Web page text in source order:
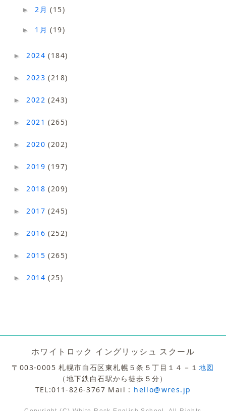
► 2月(15)
► 1月(19)
►2024(184)
►2023(218)
►2022(243)
►2021(265)
►2020(202)
►2019(197)
►2018(209)
►2017(245)
►2016(252)
►2015(265)
►2014(25)
ホワイトロック イングリッシュ スクール
〒003-0005 札幌市白石区東札幌５条５丁目１４－１ 地図
（地下鉄白石駅から徒歩５分）
TEL:011-826-3767 Mail : hello@wres.jp